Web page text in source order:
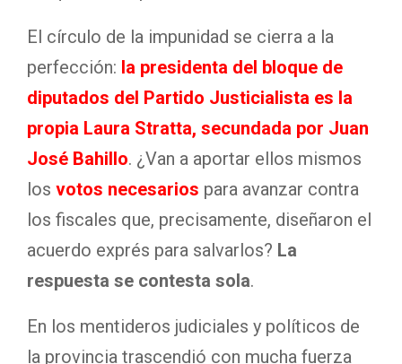
El círculo de la impunidad se cierra a la
perfección: la presidenta del bloque de
diputados del Partido Justicialista es la
propia Laura Stratta, secundada por Juan
José Bahillo. ¿Van a aportar ellos mismos
los votos necesarios para avanzar contra
los fiscales que, precisamente, diseñaron el
acuerdo exprés para salvarlos? La
respuesta se contesta sola.
En los mentideros judiciales y políticos de
la provincia trascendió con mucha fuerza